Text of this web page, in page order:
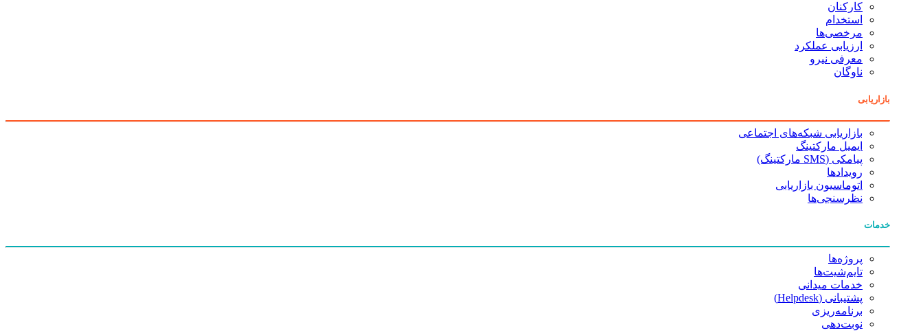
کارکنان
استخدام
مرخصی‌ها
ارزیابی عملکرد
معرفی نیرو
ناوگان
بازاریابی
بازاریابی شبکه‌های اجتماعی
ایمیل مارکتینگ
پیامکی (SMS مارکتینگ)
رویدادها
اتوماسیون بازاریابی
نظرسنجی‌ها
خدمات
پروژه‌ها
تایم‌شیت‌ها
خدمات میدانی
پشتیبانی (Helpdesk)
برنامه‌ریزی
نوبت‌دهی